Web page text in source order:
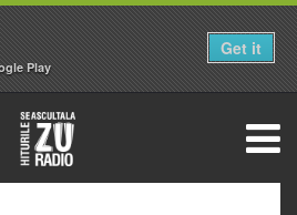
Play
Get it